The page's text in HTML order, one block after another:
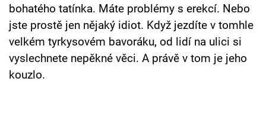
Sledujte prima+
Přihlášení
bohatého tatínka. Máte problémy s erekcí. Nebo
jste prostě jen nějaký idiot. Když jezdíte v tomhle
velkém tyrkysovém bavoráku, od lidí na ulici si
vyslechnete nepěkné věci. A právě v tom je jeho
kouzlo.